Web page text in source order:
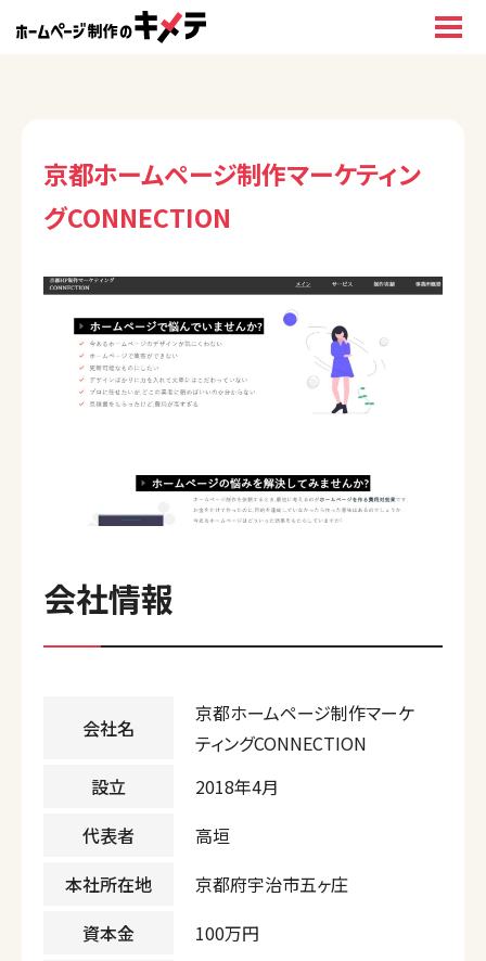
京都ホームページ制作マーケティン
グCONNECTION
会社情報
会社名
京都ホームページ制作マーケ
ティングCONNECTION
設立
2018年4月
代表者
高垣
本社所在地
京都府宇治市五ヶ庄
資本金
100万円